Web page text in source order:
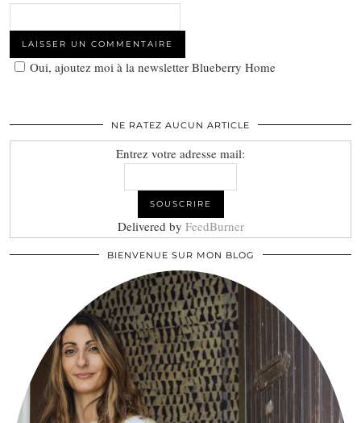
Oui, ajoutez moi à la newsletter Blueberry Home
NE RATEZ AUCUN ARTICLE
Entrez votre adresse mail:
Delivered by FeedBurner
BIENVENUE SUR MON BLOG